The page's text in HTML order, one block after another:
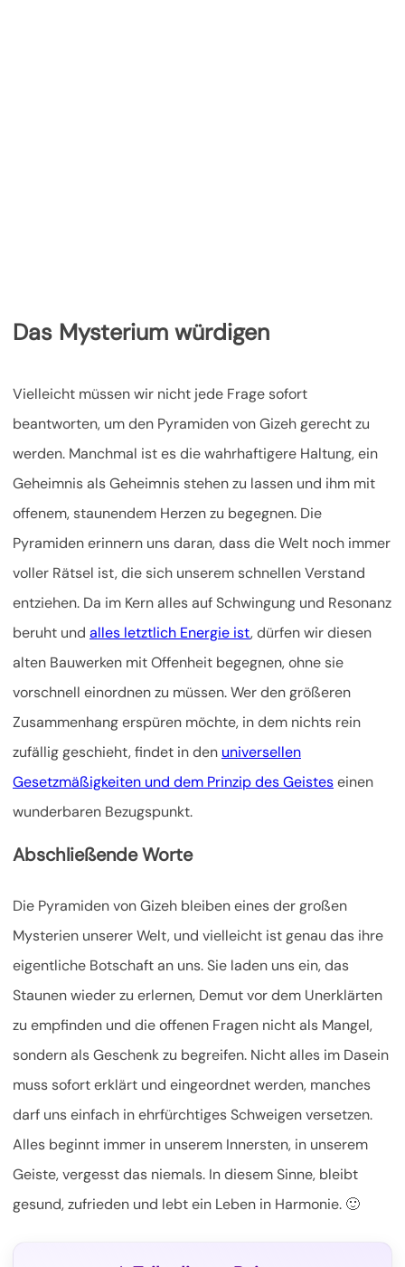
Das Mysterium würdigen
Vielleicht müssen wir nicht jede Frage sofort
beantworten, um den Pyramiden von Gizeh gerecht zu
werden. Manchmal ist es die wahrhaftigere Haltung, ein
Geheimnis als Geheimnis stehen zu lassen und ihm mit
offenem, staunendem Herzen zu begegnen. Die
Pyramiden erinnern uns daran, dass die Welt noch immer
voller Rätsel ist, die sich unserem schnellen Verstand
entziehen. Da im Kern alles auf Schwingung und Resonanz
beruht und alles letztlich Energie ist, dürfen wir diesen
alten Bauwerken mit Offenheit begegnen, ohne sie
vorschnell einordnen zu müssen. Wer den größeren
Zusammenhang erspüren möchte, in dem nichts rein
zufällig geschieht, findet in den universellen
Gesetzmäßigkeiten und dem Prinzip des Geisteseinen
wunderbaren Bezugspunkt.
Abschließende Worte
Die Pyramiden von Gizeh bleiben eines der großen
Mysterien unserer Welt, und vielleicht ist genau das ihre
eigentliche Botschaft an uns. Sie laden uns ein, das
Staunen wieder zu erlernen, Demut vor dem Unerklärten
zu empfinden und die offenen Fragen nicht als Mangel,
sondern als Geschenk zu begreifen. Nicht alles im Dasein
muss sofort erklärt und eingeordnet werden, manches
darf uns einfach in ehrfürchtiges Schweigen versetzen.
Alles beginnt immer in unserem Innersten, in unserem
Geiste, vergesst das niemals. In diesem Sinne, bleibt
gesund, zufrieden und lebt ein Leben in Harmonie. 🙂